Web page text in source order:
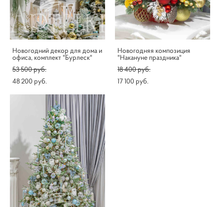
Новогодний декор для дома и
офиса, комплект "Бурлеск"
53 500 pуб.
48 200 pуб.
Новогодняя композиция
"Накануне праздника"
18 400 pуб.
17 100 pуб.